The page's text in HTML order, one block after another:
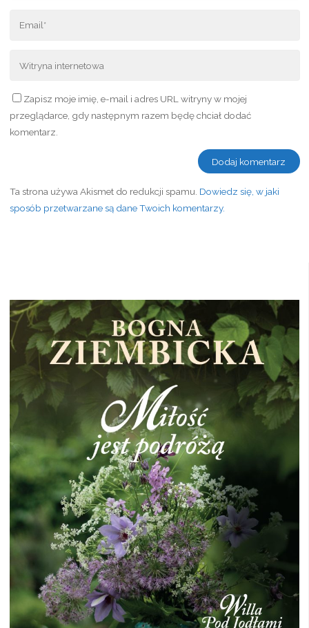
Zapisz moje imię, e-mail i adres URL witryny w mojej
przeglądarce, gdy następnym razem będę chciał dodać
komentarz.
Ta strona używa Akismet do redukcji spamu. Dowiedz się, w jaki
sposób przetwarzane są dane Twoich komentarzy.